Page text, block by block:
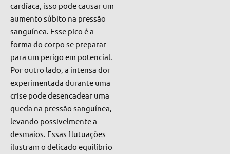
cardíaca, isso pode causar um
aumento súbito na pressão
sanguínea. Esse pico é a
forma do corpo se preparar
para um perigo em potencial.
Por outro lado, a intensa dor
experimentada durante uma
crise pode desencadear uma
queda na pressão sanguínea,
levando possivelmente a
desmaios. Essas flutuações
ilustram o delicado equilíbrio